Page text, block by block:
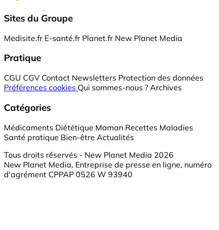
Sites du Groupe
Medisite.fr E-santé.fr Planet.fr New Planet Media
Pratique
CGU CGV Contact Newsletters Protection des données
Préférences cookies Qui sommes-nous ? Archives
Catégories
Médicaments Diététique Maman Recettes Maladies
Santé pratique Bien-être Actualités
Tous droits réservés - New Planet Media 2026
New Planet Media, Entreprise de presse en ligne, numéro
d'agrément CPPAP 0526 W 93940